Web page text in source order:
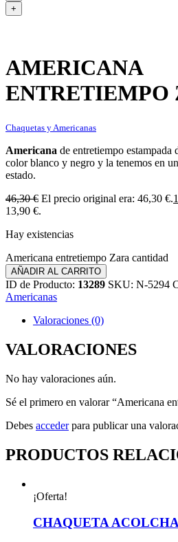
+
AMERICANA
ENTRETIEMPO
Chaquetas y Americanas
Americana de entretiempo estampada
color blanco y negro y la tenemos en
estado.
46,30€ El precio original era: 46,30 €.
13,90 €.
Hay existencias
Americana entretiempo Zara cantidad
AÑADIR AL CARRITO
ID de Producto: 13289 SKU: N-5294
Americanas
Valoraciones (0)
VALORACIONES
No hay valoraciones aún.
Sé el primero en valorar “Americana
Debes accederpara publicar una
PRODUCTOS
¡Oferta!
CHAQUETA